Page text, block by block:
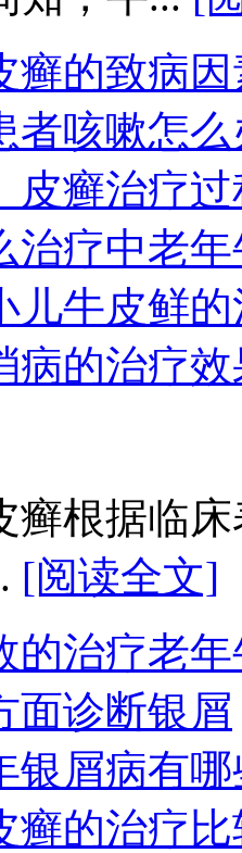
癣的致病
者咳嗽怎么
皮癣治疗
治疗中老
儿牛皮鲜
病的治疗
据临床
[阅读全文]
的治疗老
面诊断银屑
银屑病有
癣的治疗